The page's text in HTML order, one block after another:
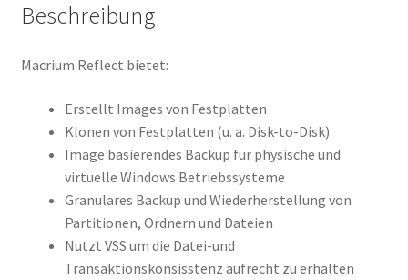
Beschreibung
Macrium Reflect bietet:
Erstellt Images von Festplatten
Klonen von Festplatten (u. a. Disk-to-Disk)
Image basierendes Backup für physische und
virtuelle Windows Betriebssysteme
Granulares Backup und Wiederherstellung von
Partitionen, Ordnern und Dateien
Nutzt VSS um die Datei-und
Transaktionskonsisstenz aufrecht zu erhalten